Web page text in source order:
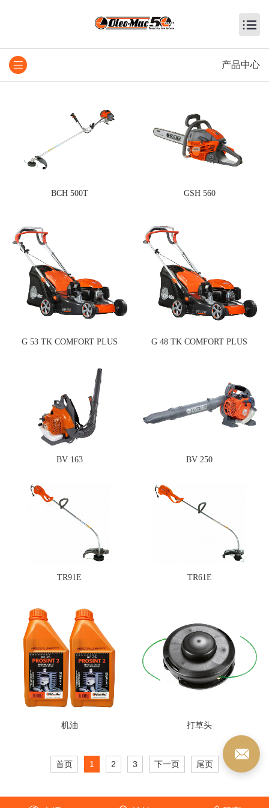
产品中心
BCH 500T GSH 560
G 53 TK COMFORT PLUS G 48 TK COMFORT PLUS
BV 163 BV 250
TR91E TR61E
机油 打草头
首页 1 2 3 下一页 尾页